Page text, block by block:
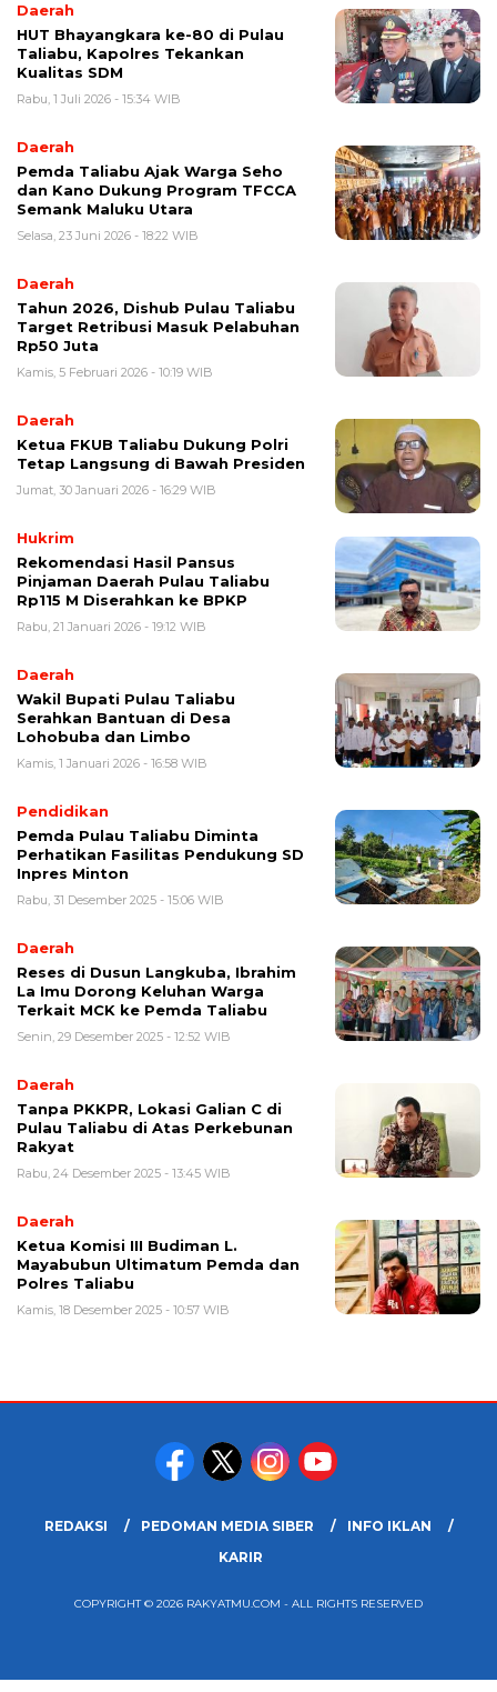
Daerah
HUT Bhayangkara ke-80 di Pulau
Taliabu, Kapolres Tekankan
Kualitas SDM
Rabu, 1 Juli 2026 - 15:34 WIB
Daerah
Pemda Taliabu Ajak Warga Seho
dan Kano Dukung Program TFCCA
Semank Maluku Utara
Selasa, 23 Juni 2026 - 18:22 WIB
Daerah
Tahun 2026, Dishub Pulau Taliabu
Target Retribusi Masuk Pelabuhan
Rp50 Juta
Kamis, 5 Februari 2026 - 10:19 WIB
Daerah
Ketua FKUB Taliabu Dukung Polri
Tetap Langsung di Bawah Presiden
Jumat, 30 Januari 2026 - 16:29 WIB
Hukrim
Rekomendasi Hasil Pansus
Pinjaman Daerah Pulau Taliabu
Rp115 M Diserahkan ke BPKP
Rabu, 21 Januari 2026 - 19:12 WIB
Daerah
Wakil Bupati Pulau Taliabu
Serahkan Bantuan di Desa
Lohobuba dan Limbo
Kamis, 1 Januari 2026 - 16:58 WIB
Pendidikan
Pemda Pulau Taliabu Diminta
Perhatikan Fasilitas Pendukung SD
Inpres Minton
Rabu, 31 Desember 2025 - 15:06 WIB
Daerah
Reses di Dusun Langkuba, Ibrahim
La Imu Dorong Keluhan Warga
Terkait MCK ke Pemda Taliabu
Senin, 29 Desember 2025 - 12:52 WIB
Daerah
Tanpa PKKPR, Lokasi Galian C di
Pulau Taliabu di Atas Perkebunan
Rakyat
Rabu, 24 Desember 2025 - 13:45 WIB
Daerah
Ketua Komisi III Budiman L.
Mayabubun Ultimatum Pemda dan
Polres Taliabu
Kamis, 18 Desember 2025 - 10:57 WIB
REDAKSI PEDOMAN MEDIA SIBER
INFO IKLAN
KARIR
COPYRIGHT © 2026 RAKYATMU.COM - ALL RIGHTS RESERVED